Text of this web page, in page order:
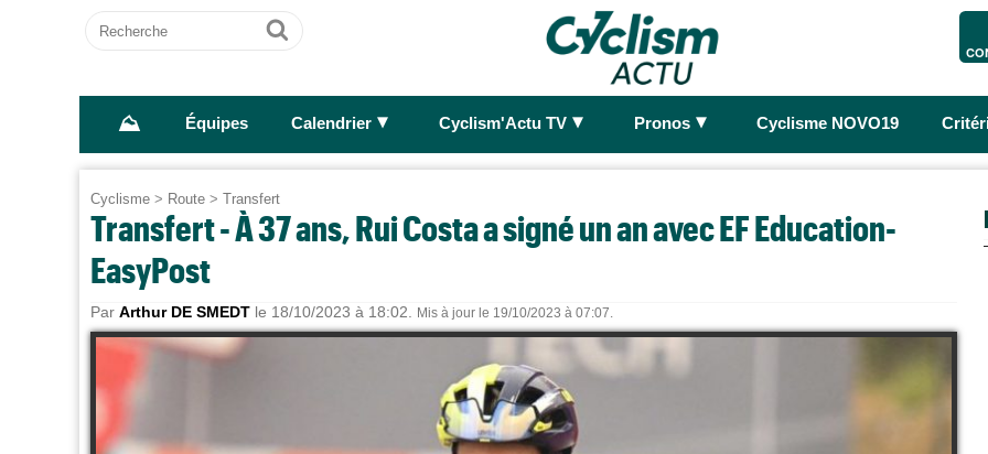
Recherche
Ok
⛰ Équipes Calendrier ► Cyclism'Actu TV ► Pronos ► Cyclisme NOVO19
Cyclisme > Route > Transfert
Transfert - À 37 ans, Rui Costa a signé un an avec EF Education-
EasyPost
Par Arthur DE SMEDT le 18/10/2023 à 18:02. Mis à jour le 19/10/2023 à 07:07.